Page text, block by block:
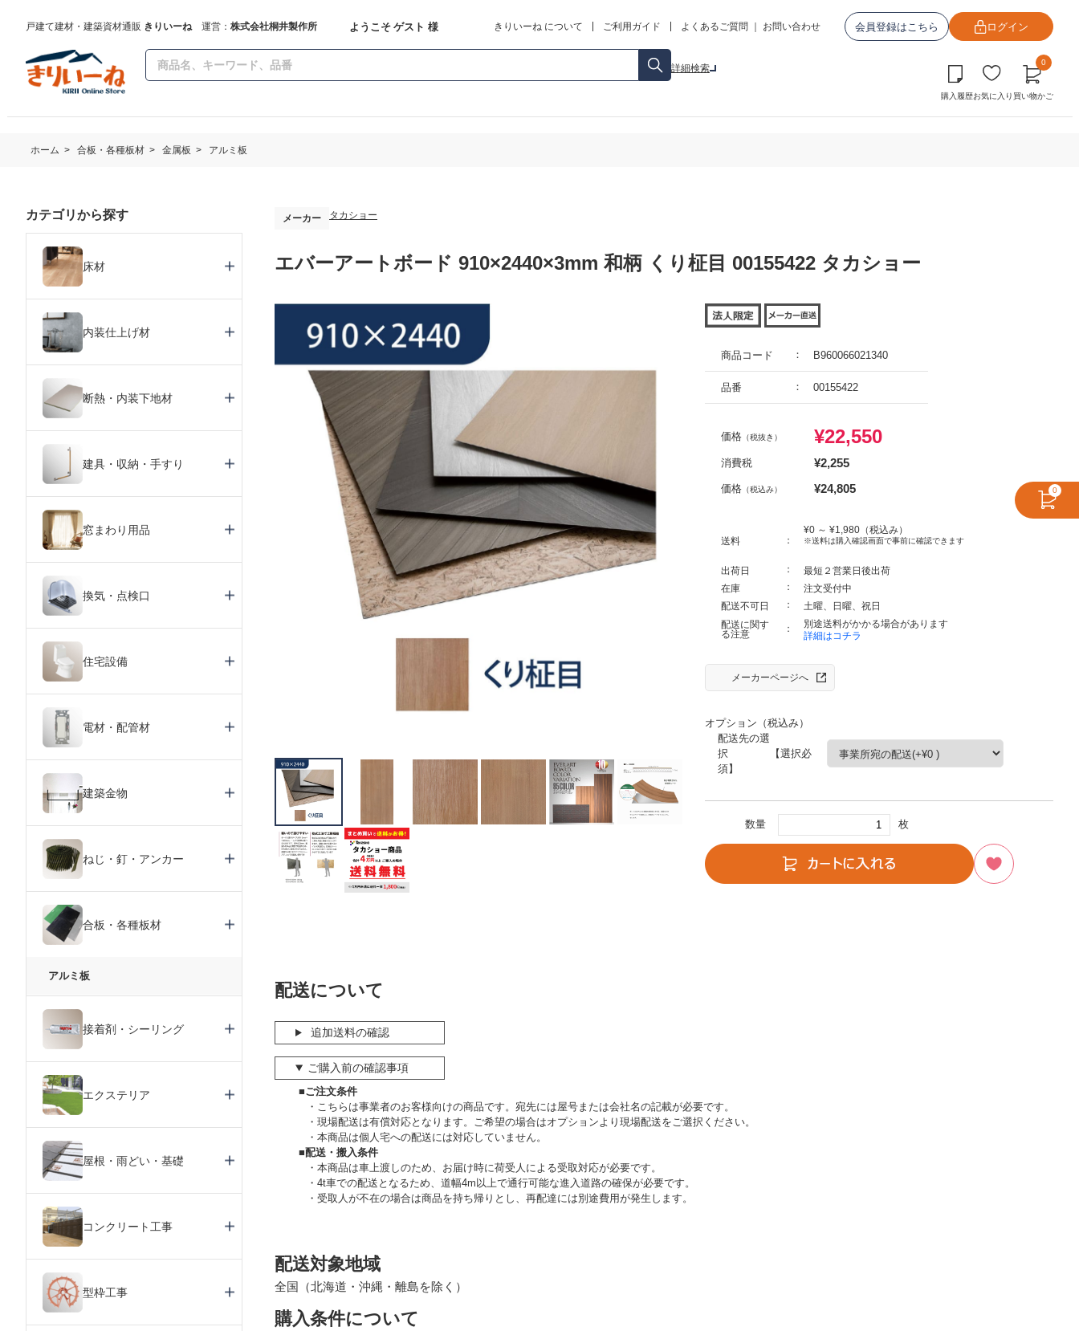
戸建て建材・建築資材通販 きりいーね運営： 株式会社桐井製作所 ようこそ ゲスト 様 きりいーね について ご利用ガイド よくあるご質問 お問い合わせ 会員登録はこちら ログイン
詳細検索
購入履歴お気に入り
0
買い物かご
ホーム > 合板・各種板材 > 金属板 > アルミ板
メーカー タカショー
エバーアートボード 910×2440×3mm 和柄 くり柾目 00155422 タカショー
商品コード B960066021340
品番 00155422
価格 （税抜き） ¥22,550
消費税 ¥2,255
価格 （税込み） ¥24,805
送料
¥0 ～ ¥1,980 （税込み）
※送料は購入確認画面で事前に確認できます
出荷日
最短２営業日後出荷
在庫
注文受付中
配送不可日
土曜、日曜、祝日
配送に関す
る注意
別途送料がかかる場合があります
詳細はコチラ
メーカーページへ
オプション（税込み）
配送先の選
択 【選択必
須】
数量 枚
配送について
追加送料の確認
ご購入前の確認事項
■ご注文条件
こちらは事業者のお客様向けの商品です。宛先には屋号または会社名の記載が必要です。
現場配送は有償対応となります。ご希望の場合はオプションより現場配送をご選択ください。
本商品は個人宅への配送には対応していません。
■配送・搬入条件
本商品は車上渡しのため、お届け時に荷受人による受取対応が必要です。
4t車での配送となるため、道幅4m以上で通行可能な進入道路の確保が必要です。
受取人が不在の場合は商品を持ち帰りとし、再配達には別途費用が発生します。
配送対象地域
全国（北海道・沖縄・離島を除く）
購入条件について
カテゴリから探す
床材
内装仕上げ材
断熱・内装下地材
建具・収納・手すり
窓まわり用品
換気・点検口
住宅設備
電材・配管材
建築金物
ねじ・釘・アンカー
合板・各種板材
アルミ板
接着剤・シーリング
エクステリア
屋根・雨どい・基礎
コンクリート工事
型枠工事
0